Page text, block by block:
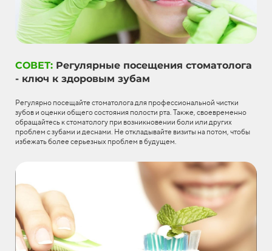
СОВЕТ: Регулярные посещения стоматолога
- ключ к здоровым зубам
Регулярно посещайте стоматолога для профессиональной чистки
зубов и оценки общего состояния полости рта. Также, своевременно
обращайтесь к стоматологу при возникновении боли или других
проблем с зубами и деснами. Не откладывайте визиты на потом, чтобы
избежать более серьезных проблем в будущем.